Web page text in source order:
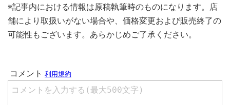
※記事内における情報は原稿執筆時のものになります。店
舗により取扱いがない場合や、価格変更および販売終了の
可能性もございます。あらかじめご了承ください。